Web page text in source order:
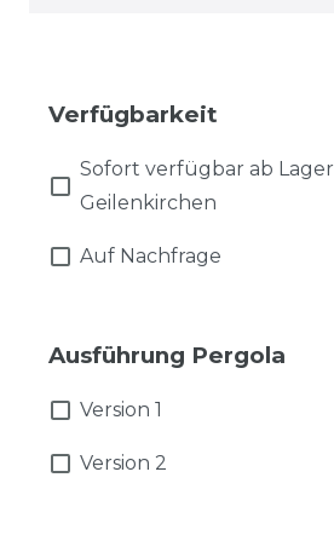
Verfügbarkeit
Sofort verfügbar ab Lager
Geilenkirchen
Auf Nachfrage
Ausführung Pergola
Version 1
Version 2